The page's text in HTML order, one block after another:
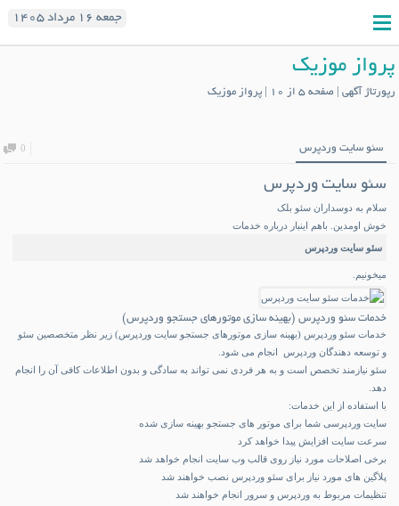
جمعه ۱۶ مرداد ۱۴۰۵
پرواز موزیک
رپورتاژ آگهی | صفحه 5 از 10 | پرواز موزیک
سئو سایت وردپرس 0
سئو سایت وردپرس
سلام به دوسداران سئو بلک
خوش اومدین. باهم اینبار درباره خدمات
سئو سایت وردپرس
میخونیم.
خدمات سئو وردپرس (بهینه سازی موتورهای جستجو وردپرس)
خدمات سئو وردپرس (بهینه سازی موتورهای جستجو سایت وردپرس) زیر نظر متخصصین سئو
و توسعه دهندگان وردپرس انجام می شود.
سئو نیازمند تخصص است و به هر فردی نمی تواند به سادگی و بدون اطلاعات کافی آن را انجام
دهد.
با استفاده از این خدمات:
سایت وردپرسی شما برای موتور های جستجو بهینه سازی شده
سرعت سایت افزایش پیدا خواهد کرد
برخی اصلاحات مورد نیاز روی قالب وب سایت انجام خواهد شد
پلاگین های مورد نیاز برای سئو وردپرس نصب خواهند شد
تنظیمات مربوط به وردپرس و سرور انجام خواهند شد